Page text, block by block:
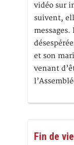
vidéo sur
suivent,
et son
venant
Fin de